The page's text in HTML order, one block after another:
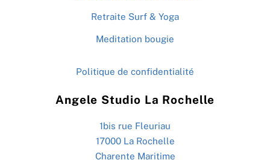
Retraite Surf & Yoga
Meditation bougie
Politique de confidentialité
Angele Studio La Rochelle
1bis rue Fleuriau
17000 La Rochelle
Charente Maritime